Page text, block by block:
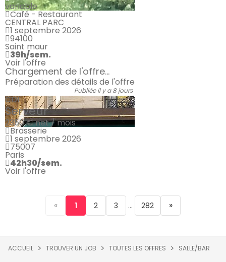
variable
Café - Restaurant
CENTRAL PARC
1 septembre 2026
94100
Saint maur
39h/sem.
Voir l'offre
Chargement de l'offre...
Préparation des détails de l'offre
Publiée il y a 8 jours
CDI
Serveur
2350 €net / mois
Brasserie
1 septembre 2026
75007
Paris
42h30/sem.
Voir l'offre
« 1 2 3 ... 282 »
ACCUEIL TROUVER UN JOB TOUTES LES OFFRES SALLE/BAR